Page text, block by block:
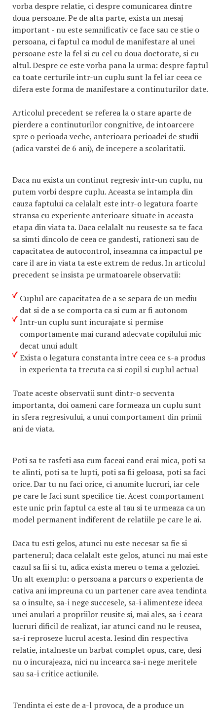
vorba despre relatie, ci despre comunicarea dintre
doua persoane. Pe de alta parte, exista un mesaj
important - nu este semnificativ ce face sau ce stie o
persoana, ci faptul ca modul de manifestare al unei
persoane este la fel si cu cel cu doua doctorate, si cu
altul. Despre ce este vorba pana la urma: despre faptul
ca toate certurile intr-un cuplu sunt la fel iar ceea ce
difera este forma de manifestare a continuturilor date.
Articolul precedent se referea la o stare aparte de
pierdere a continuturilor congnitive, de intoarcere
spre o perioada veche, anterioara perioadei de studii
(adica varstei de 6 ani), de incepere a scolaritatii.
Daca nu exista un continut regresiv intr-un cuplu, nu
putem vorbi despre cuplu. Aceasta se intampla din
cauza faptului ca celalalt este intr-o legatura foarte
stransa cu experiente anterioare situate in aceasta
etapa din viata ta. Daca celalalt nu reuseste sa te faca
sa simti dincolo de ceea ce gandesti, rationezi sau de
capacitatea de autocontrol, inseamna ca impactul pe
care il are in viata ta este extrem de redus. In articolul
precedent se insista pe urmatoarele observatii:
Cuplul are capacitatea de a se separa de un mediu
dat si de a se comporta ca si cum ar fi autonom
Intr-un cuplu sunt incurajate si permise
comportamente mai curand adecvate copilului mic
decat unui adult
Exista o legatura constanta intre ceea ce s-a produs
in experienta ta trecuta ca si copil si cuplul actual
Toate aceste observatii sunt dintr-o secventa
importanta, doi oameni care formeaza un cuplu sunt
in sfera regresivului, a unui comportament din primii
ani de viata.
Poti sa te rasfeti asa cum faceai cand erai mica, poti sa
te alinti, poti sa te lupti, poti sa fii geloasa, poti sa faci
orice. Dar tu nu faci orice, ci anumite lucruri, iar cele
pe care le faci sunt specifice tie. Acest comportament
este unic prin faptul ca este al tau si te urmeaza ca un
model permanent indiferent de relatiile pe care le ai.
Daca tu esti gelos, atunci nu este necesar sa fie si
partenerul; daca celalalt este gelos, atunci nu mai este
cazul sa fii si tu, adica exista mereu o tema a geloziei.
Un alt exemplu: o persoana a parcurs o experienta de
cativa ani impreuna cu un partener care avea tendinta
sa o insulte, sa-i nege succesele, sa-i alimenteze ideea
unei anulari a propriilor reusite si, mai ales, sa-i ceara
lucruri dificil de realizat, iar atunci cand nu le reusea,
sa-i reproseze lucrul acesta. Iesind din respectiva
relatie, intalneste un barbat complet opus, care, desi
nu o incurajeaza, nici nu incearca sa-i nege meritele
sau sa-i critice actiunile.
Tendinta ei este de a-l provoca, de a produce un